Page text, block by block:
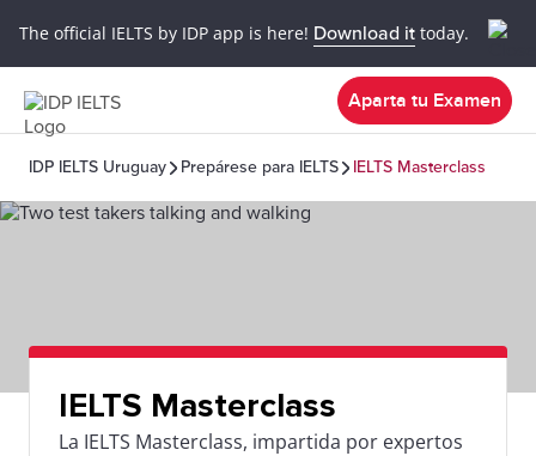
The official IELTS by IDP app is here! Download it today.
Aparta tu Examen
IDP IELTS Uruguay Prepárese para IELTS IELTS Masterclass
IELTS Masterclass
La IELTS Masterclass, impartida por expertos